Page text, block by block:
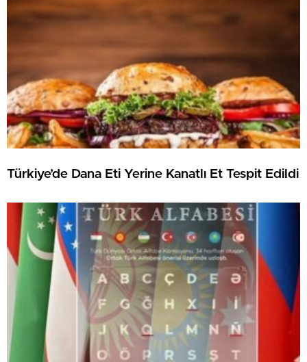
Türkiye’de Dana Eti Yerine Kanatlı Et Tespit Edildi